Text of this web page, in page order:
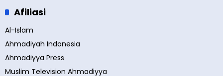
Afiliasi
Al-Islam
Ahmadiyah Indonesia
Ahmadiyya Press
Muslim Television Ahmadiyya